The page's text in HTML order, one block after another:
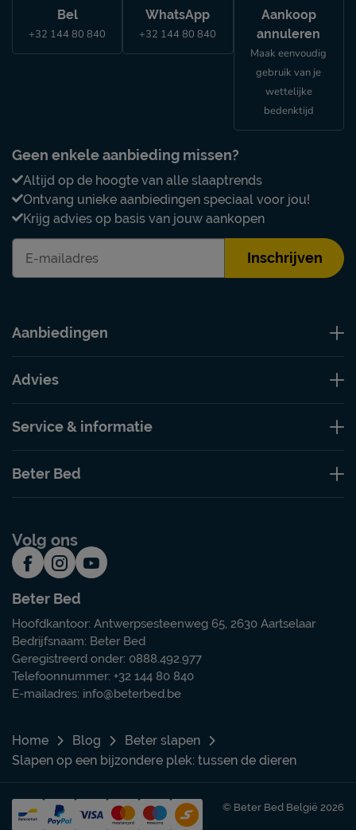
Bel
+32 144 80 840
WhatsApp
+32 144 80 840
Aankoop
annuleren
Maak eenvoudig
gebruik van je
wettelijke
bedenktijd
Geen enkele aanbieding missen?
Altijd op de hoogte van alle slaaptrends
Ontvang unieke aanbiedingen speciaal voor jou!
Krijg advies op basis van jouw aankopen
Inschrijven
Aanbiedingen
Advies
Service & informatie
Beter Bed
Volg ons
Beter Bed
Hoofdkantoor: Antwerpsesteenweg 65, 2630 Aartselaar
Bedrijfsnaam: Beter Bed
Geregistreerd onder: 0888.492.977
Telefoonnummer: +32 144 80 840
E-mailadres: info@beterbed.be
Home Blog
Beter slapen
Slapen op een bijzondere plek: tussen de dieren
© Beter Bed België 2026